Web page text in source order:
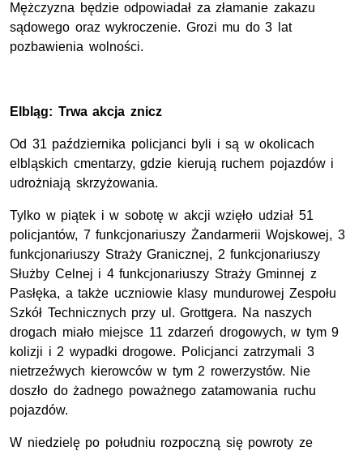
Mężczyzna będzie odpowiadał za złamanie zakazu
sądowego oraz wykroczenie. Grozi mu do 3 lat
pozbawienia wolności.
Elbląg: Trwa akcja znicz
Od 31 października policjanci byli i są w okolicach
elbląskich cmentarzy, gdzie kierują ruchem pojazdów i
udrożniają skrzyżowania.
Tylko w piątek i w sobotę w akcji wzięło udział 51
policjantów, 7 funkcjonariuszy Żandarmerii Wojskowej, 3
funkcjonariuszy Straży Granicznej, 2 funkcjonariuszy
Służby Celnej i 4 funkcjonariuszy Straży Gminnej z
Pasłęka, a także uczniowie klasy mundurowej Zespołu
Szkół Technicznych przy ul. Grottgera. Na naszych
drogach miało miejsce 11 zdarzeń drogowych, w tym 9
kolizji i 2 wypadki drogowe. Policjanci zatrzymali 3
nietrzeźwych kierowców w tym 2 rowerzystów. Nie
doszło do żadnego poważnego zatamowania ruchu
pojazdów.
W niedzielę po południu rozpoczną się powroty ze